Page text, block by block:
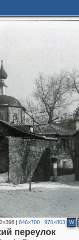
| 846×700 | 970×803 W
переулок
264